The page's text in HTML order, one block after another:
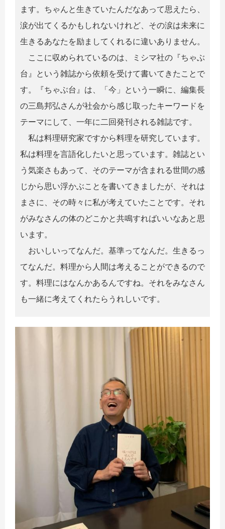
ます。ちゃんと生きていたんだなあって思えたら、
涙が出てくるかもしれないけれど、その涙は未来に
生きるあなたを励ましてくれるに違いありません。
ここに収められているのは、ミシマ社の『ちゃぶ
台』という雑誌から依頼を受けて書いてきたことで
す。『ちゃぶ台』は、「今」という一瞬に、編集長
の三島邦弘さんが社会から感じ取ったキーワードを
テーマにして、一年に二回発刊される雑誌です。
私は料理研究家ですから料理を研究しています。
私は料理を言語化したいと思っています。雑誌とい
う気楽さもあって、そのテーマが含まれる世間の感
じから思い浮かぶことを書いてきましたが、それは
まさに、その時々に私が考えていたことです。それ
がみなさんの体のどこかと共鳴すればいいなあと思
います。
おいしいってなんだ。基準ってなんだ。生きるっ
てなんだ。料理から人間は考えることができるので
す。料理にはなんかあるんですね。それをみなさん
も一緒に考えてくれたらうれしいです。